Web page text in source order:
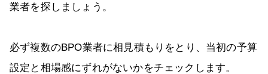
業者を探しましょう。
必ず複数のBPO業者に相見積もりをとり、当初の予算
設定と相場感にずれがないかをチェックします。